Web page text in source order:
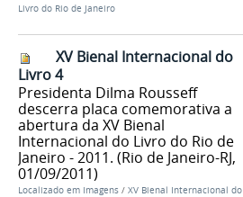
Livro do Rio de Janeiro
XV Bienal Internacional do
Livro 4
Presidenta Dilma Rousseff
descerra placa comemorativa a
abertura da XV Bienal
Internacional do Livro do Rio de
Janeiro - 2011. (Rio de Janeiro-RJ,
01/09/2011)
Localizado em Imagens / XV Bienal Internacional do